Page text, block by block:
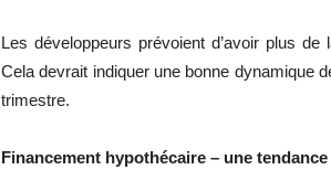
Les développeurs prévoient d’avoir plus
Cela devrait indiquer une bonne dynamique
trimestre.
Financement hypothécaire – une